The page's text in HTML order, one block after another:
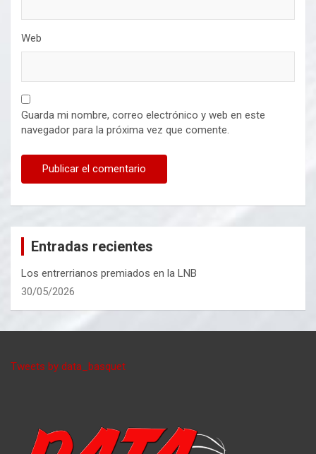
Web
Guarda mi nombre, correo electrónico y web en este
navegador para la próxima vez que comente.
Entradas recientes
Los entrerrianos premiados en la LNB
30/05/2026
Tweets by data_basquet